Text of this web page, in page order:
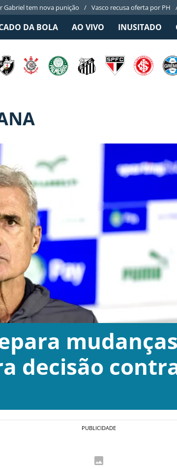
Gabriel tem nova punição Vasco recusa oferta por PH
DA BOLA AO VIVO INUSITADO
mudanças
decisão